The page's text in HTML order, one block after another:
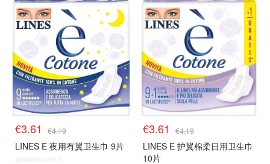
€3.61 €4.19
LINES E 夜用有翼卫生巾 9片
@dealmoon.it
€3.61 €4.19
LINES E 护翼棉柔日用卫生巾
10片